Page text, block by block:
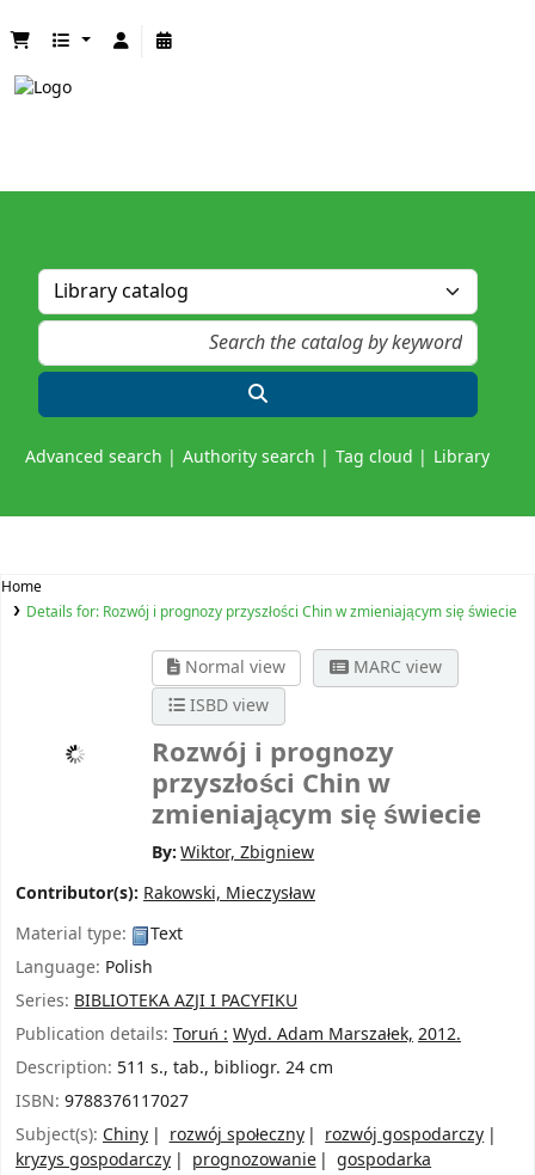
Advanced search Authority search Tag cloud Library
Home
Details for: Rozwój i prognozy przyszłości Chin w zmieniającym się świecie
Normal view
MARC view
ISBD view
Rozwój i prognozy
przyszłości Chin w
zmieniającym się świecie
By:Wiktor, Zbigniew
Contributor(s): Rakowski, Mieczysław
Material type:
Text
Language: Polish
Series: BIBLIOTEKA AZJI I PACYFIKU
Publication details: Toruń :Wyd. Adam Marszałek,2012.
Description: 511 s., tab., bibliogr. 24 cm
ISBN: 9788376117027
Subject(s): Chiny rozwój społeczny
rozwój gospodarczy
kryzys gospodarczy
prognozowanie
gospodarka